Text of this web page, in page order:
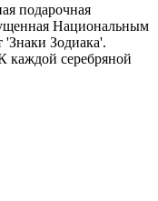
подарочная
Национальным
Зодиака'.
каждой серебряной